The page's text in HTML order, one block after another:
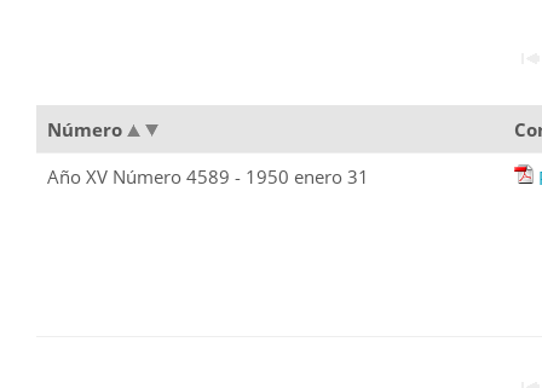
Número
Año XV Número 4589 - 1950 enero 31